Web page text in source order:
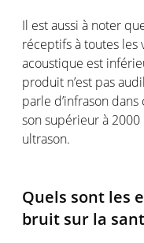
Il est aussi à noter
réceptifs à toutes les
acoustique est
produit n’est pas
parle d’infrason
son supérieur à 2000
ultrason.
Quels sont les
bruit sur la